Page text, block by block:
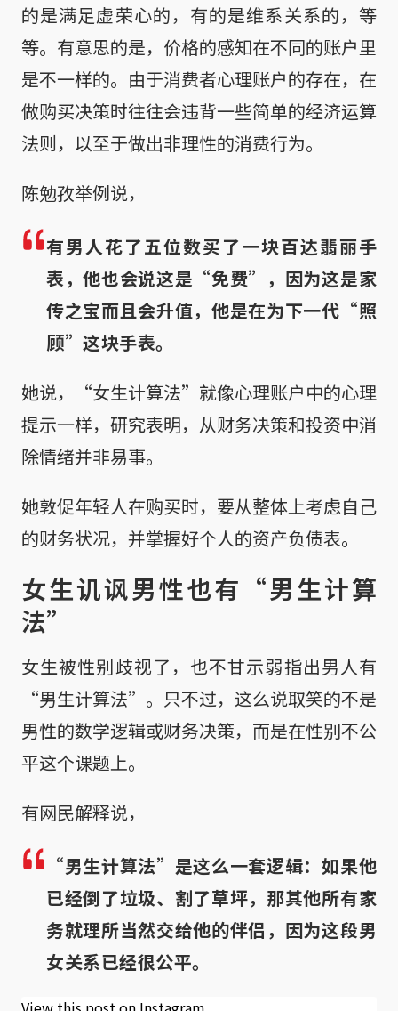
的是满足虚荣心的，有的是维系关系的，等
等。有意思的是，价格的感知在不同的账户里
是不一样的。由于消费者心理账户的存在，在
做购买决策时往往会违背一些简单的经济运算
法则，以至于做出非理性的消费行为。
陈勉孜举例说，
有男人花了五位数买了一块百达翡丽手
表，他也会说这是“免费”，因为这是家
传之宝而且会升值，他是在为下一代“照
顾”这块手表。
她说，“女生计算法”就像心理账户中的心理
提示一样，研究表明，从财务决策和投资中消
除情绪并非易事。
她敦促年轻人在购买时，要从整体上考虑自己
的财务状况，并掌握好个人的资产负债表。
女生讥讽男性也有“男生计算
法”
女生被性别歧视了，也不甘示弱指出男人有
“男生计算法”。只不过，这么说取笑的不是
男性的数学逻辑或财务决策，而是在性别不公
平这个课题上。
有网民解释说，
“男生计算法”是这么一套逻辑：如果他
已经倒了垃圾、割了草坪，那其他所有家
务就理所当然交给他的伴侣，因为这段男
女关系已经很公平。